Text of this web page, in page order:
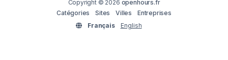
Copyright © 2026 openhours.fr
Catégories
Sites Villes
Entreprises
Français
English